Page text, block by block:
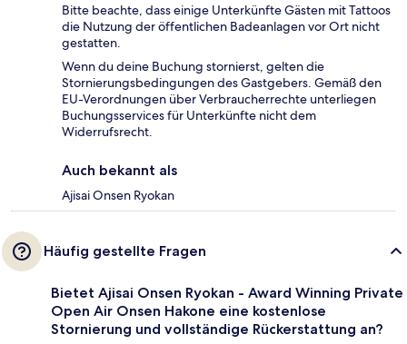
Bitte beachte, dass einige Unterkünfte Gästen mit Tattoos
die Nutzung der öffentlichen Badeanlagen vor Ort nicht
gestatten.
Wenn du deine Buchung stornierst, gelten die
Stornierungsbedingungen des Gastgebers. Gemäß den
EU-Verordnungen über Verbraucherrechte unterliegen
Buchungsservices für Unterkünfte nicht dem
Widerrufsrecht.
Auch bekannt als
Ajisai Onsen Ryokan
Häufig gestellte Fragen
Bietet Ajisai Onsen Ryokan - Award Winning Private
Open Air Onsen Hakone eine kostenlose
Stornierung und vollständige Rückerstattung an?